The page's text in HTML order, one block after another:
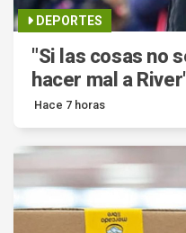
DEPORTES
"Si las cosas no
hacer mal a
Hace 7 horas